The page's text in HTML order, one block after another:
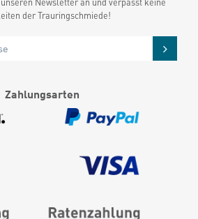
der Trauringschmiede!
Zahlungsarten